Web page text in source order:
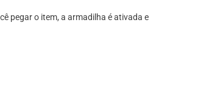
pegar o item, a armadilha é ativada e